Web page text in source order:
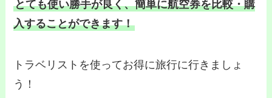
とても使い勝手が良く、簡単に航空券を比較・購
入することができます！
トラベリストを使ってお得に旅行に行きましょ
う！